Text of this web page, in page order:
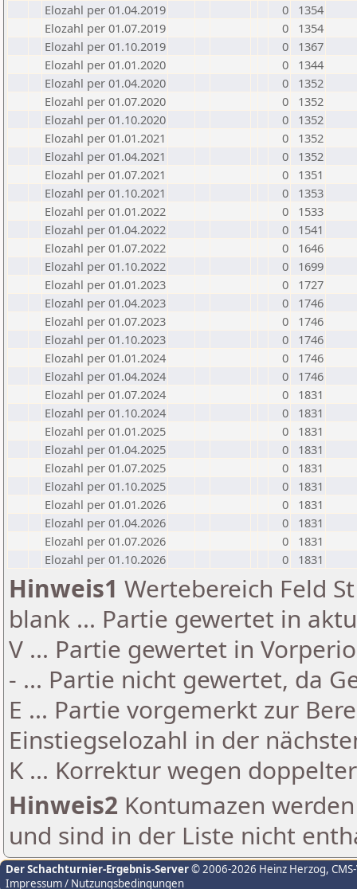
Elozahl per 01.04.2019
0
1354
Elozahl per 01.07.2019
0
1354
Elozahl per 01.10.2019
0
1367
Elozahl per 01.01.2020
0
1344
Elozahl per 01.04.2020
0
1352
Elozahl per 01.07.2020
0
1352
Elozahl per 01.10.2020
0
1352
Elozahl per 01.01.2021
0
1352
Elozahl per 01.04.2021
0
1352
Elozahl per 01.07.2021
0
1351
Elozahl per 01.10.2021
0
1353
Elozahl per 01.01.2022
0
1533
Elozahl per 01.04.2022
0
1541
Elozahl per 01.07.2022
0
1646
Elozahl per 01.10.2022
0
1699
Elozahl per 01.01.2023
0
1727
Elozahl per 01.04.2023
0
1746
Elozahl per 01.07.2023
0
1746
Elozahl per 01.10.2023
0
1746
Elozahl per 01.01.2024
0
1746
Elozahl per 01.04.2024
0
1746
Elozahl per 01.07.2024
0
1831
Elozahl per 01.10.2024
0
1831
Elozahl per 01.01.2025
0
1831
Elozahl per 01.04.2025
0
1831
Elozahl per 01.07.2025
0
1831
Elozahl per 01.10.2025
0
1831
Elozahl per 01.01.2026
0
1831
Elozahl per 01.04.2026
0
1831
Elozahl per 01.07.2026
0
1831
Elozahl per 01.10.2026
0 1831
Hinweis1 Wertebereich Feld
blank ... Partie gewertet in
V ... Partie gewertet in
- ... Partie nicht gewertet, da
E ... Partie vorgemerkt zur
Einstiegselozahl in der
K ... Korrektur wegen
Hinweis2 Kontumazen
und sind in der Liste nicht
Der Schachturnier-Ergebnis-Server© 2006-2026 Heinz Herzog,
Impressum / Nutzungsbedingungen